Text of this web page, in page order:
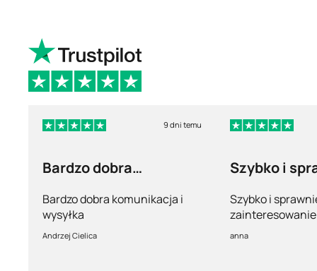
9 dni temu
Bardzo dobra
Bardzo dobra komunikacja i
wysyłka
Andrzej Cielica
Szybko i
Szybko i
anna